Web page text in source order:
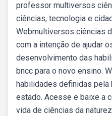
professor multiversos
ciências, tecnologia e
Webmultiversos ciências
com a intenção de ajudar
desenvolvimento das
bncc para o novo ensino.
habilidades definidas pela
estado. Acesse e baixe a
vida de ciências da